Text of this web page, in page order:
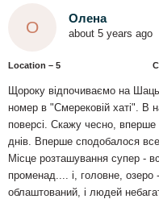
О Олена
about 5 years ago
Location – 5
Щороку відпочиваємо на
номер в "Смерековій хаті". В
поверсі. Скажу чесно,
днів. Вперше сподобалося
Місце розташування супер -
променад.... і, головне,
облаштований, і людей